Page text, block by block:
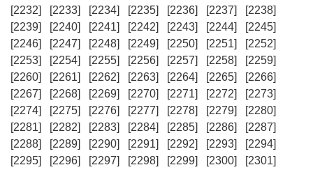
[2232]
[2233] [2234] [2235] [2236] [2237]
[2238]
[2239]
[2240] [2241] [2242] [2243] [2244]
[2245]
[2246]
[2247] [2248] [2249] [2250] [2251]
[2252]
[2253]
[2254] [2255] [2256] [2257] [2258]
[2259]
[2260]
[2261] [2262] [2263] [2264] [2265]
[2266]
[2267]
[2268] [2269] [2270] [2271] [2272]
[2273]
[2274]
[2275] [2276] [2277] [2278] [2279]
[2280]
[2281]
[2282] [2283] [2284] [2285] [2286]
[2287]
[2288]
[2289] [2290] [2291] [2292] [2293]
[2294]
[2295]
[2296] [2297] [2298] [2299] [2300]
[2301]